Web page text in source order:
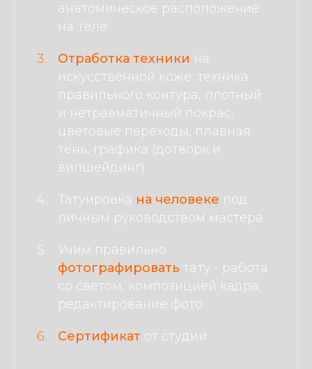
анатомическое расположение
на теле
Отработка техники на
искусственной коже: техника
правильного контура, плотный
и нетравматичный покрас,
цветовые переходы, плавная
тень, графика (дотворк и
випшейдинг)
Татуировка на человеке под
личным руководством мастера
Учим правильно
фотографировать тату - работа
со светом, композицией кадра,
редактирование фото
Сертификат от студии